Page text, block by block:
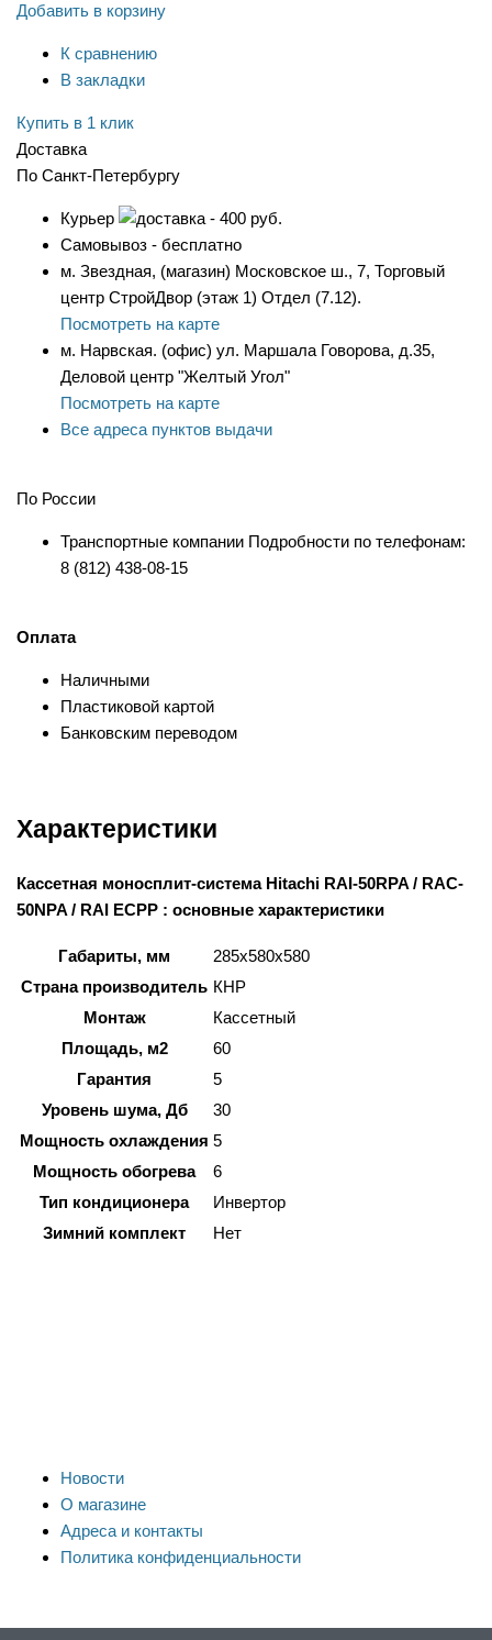
Добавить в корзину
К сравнению
В закладки
Купить в 1 клик
Доставка
По Санкт-Петербургу
Курьер
- 400 руб.
Самовывоз - бесплатно
м. Звездная, (магазин) Московское ш., 7, Торговый
центр СтройДвор (этаж 1) Отдел (7.12).
Посмотреть на карте
м. Нарвская. (офис) ул. Маршала Говорова, д.35,
Деловой центр "Желтый Угол"
Посмотреть на карте
Все адреса пунктов выдачи
По России
Транспортные компании Подробности по телефонам:
8 (812) 438-08-15
Оплата
Наличными
Пластиковой картой
Банковским переводом
Характеристики
Кассетная моносплит-система Hitachi RAI-50RPA / RAC-
50NPA / RAI ECPP : основные характеристики
Габариты, мм
285х580х580
Страна производитель КНР
Монтаж
Кассетный
Площадь, м2
60
Гарантия
5
Уровень шума, Дб
30
Мощность охлаждения 5
Мощность обогрева
6
Тип кондиционера
Инвертор
Зимний комплект
Нет
Новости
О магазине
Адреса и контакты
Политика конфиденциальности